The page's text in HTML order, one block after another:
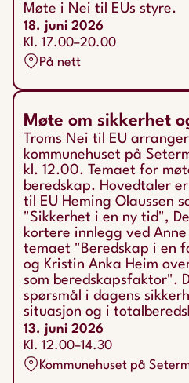
Møte i Nei til EUs styre.
18. juni 2026
Kl. 17.00–20.00
På nett
Møte om sikkerhet
Troms Nei til EU
kommunehuset på
kl. 12.00. Temaet for
beredskap. Hovedtaler
til EU Heming Olaussen
"Sikkerhet i en ny tid",
kortere innlegg ved
temaet "Beredskap i en
og Kristin Anka Heim
som beredskapsfaktor".
spørsmål i dagens
situasjon og i
13. juni 2026
Kl. 12.00–14.30
Kommunehuset på